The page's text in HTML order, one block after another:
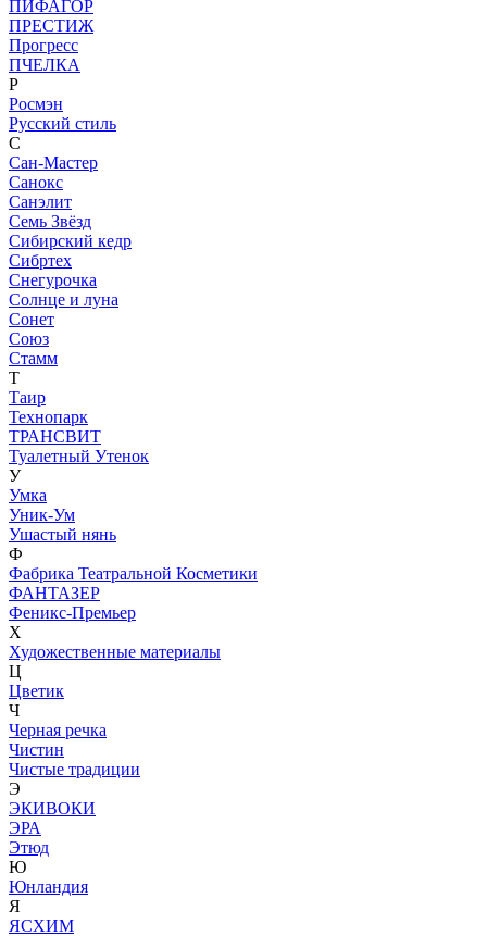
ПИФАГОР
ПРЕСТИЖ
Прогресс
ПЧЕЛКА
Р
Росмэн
Русский стиль
С
Сан-Мастер
Санокс
Санэлит
Семь Звёзд
Сибирский кедр
Сибртех
Снегурочка
Солнце и луна
Сонет
Союз
Стамм
Т
Таир
Технопарк
ТРАНСВИТ
Туалетный Утенок
У
Умка
Уник-Ум
Ушастый нянь
Ф
Фабрика Театральной Косметики
ФАНТАЗЕР
Феникс-Премьер
Х
Художественные материалы
Ц
Цветик
Ч
Черная речка
Чистин
Чистые традиции
Э
ЭКИВОКИ
ЭРА
Этюд
Ю
Юнландия
Я
ЯСХИМ